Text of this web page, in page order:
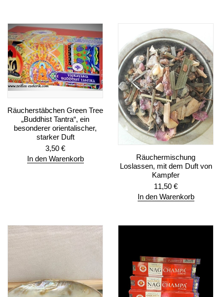
Räucherstäbchen Green Tree
„Buddhist Tantra“, ein
besonderer orientalischer,
starker Duft
3,50 €
In den Warenkorb
Räuchermischung
Loslassen, mit dem Duft von
Kampfer
11,50 €
In den Warenkorb